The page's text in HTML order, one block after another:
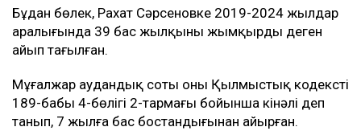
Бұдан бөлек, Рахат Сәрсеновке 2019-2024 жылдар
аралығында 39 бас жылқыны жымқырды деген
айып тағылған.
Мұғалжар аудандық соты оны Қылмыстық кодекстің
189-бабы 4-бөлігі 2-тармағы бойынша кінәлі деп
танып, 7 жылға бас бостандығынан айырған.